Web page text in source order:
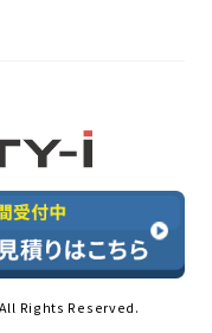
Rights Reserved.